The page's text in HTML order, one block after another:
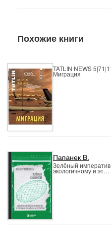
Похожие книги
TATLIN NEWS
Миграция
Папанек В.
Зелёный
экологичному и эт…